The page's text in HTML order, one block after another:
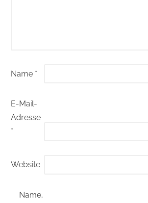
Name *
E-Mail-
Adresse
*
Website
Name,